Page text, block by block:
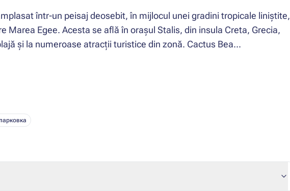
într-un peisaj deosebit, în mijlocul unei gradini tropicale liniștite,
Marea Egee. Acesta se află în orașul Stalis, din insula Creta, Grecia,
și la numeroase atracții turistice din zonă. Cactus Bea...